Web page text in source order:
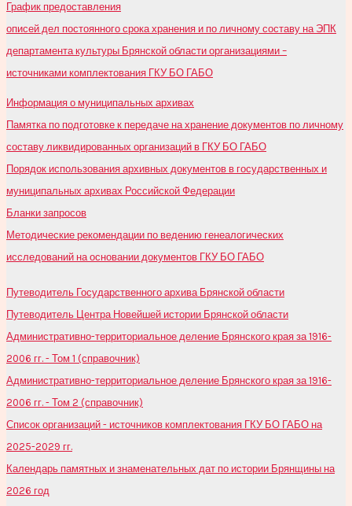
График предоставления
описей дел постоянного срока хранения и по личному составу на ЭПК
департамента культуры Брянской области организациями –
источниками комплектования ГКУ БО ГАБО
Информация о муниципальных архивах
Памятка по подготовке к передаче на хранение документов по личному
составу ликвидированных организаций в ГКУ БО ГАБО
Порядок использования архивных документов в государственных и
муниципальных архивах Российской Федерации
Бланки запросов
Методические рекомендации по ведению генеалогических
исследований на основании документов ГКУ БО ГАБО
Путеводитель Государственного архива Брянской области
Путеводитель Центра Новейшей истории Брянской области
Административно-территориальное деление Брянского края за 1916-
2006 гг. - Том 1 (справочник)
Административно-территориальное деление Брянского края за 1916-
2006 гг. - Том 2 (справочник)
Список организаций - источников комплектования ГКУ БО ГАБО на
2025-2029 гг.
Календарь памятных и знаменательных дат по истории Брянщины на
2026 год